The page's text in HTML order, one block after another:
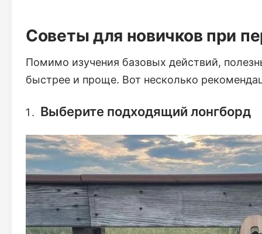
Советы для новичков при
Помимо изучения базовых действий,
быстрее и проще. Вот несколько
Выберите подходящий лонгборд